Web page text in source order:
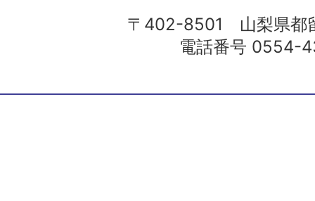
〒402-8501 山梨県都
電話番号 0554-